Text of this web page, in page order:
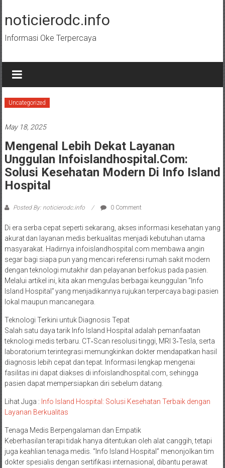
content
noticierodc.info
Informasi Oke Terpercaya
Uncategorized
May 18, 2025
Mengenal Lebih Dekat Layanan
Unggulan Infoislandhospital.com:
Solusi Kesehatan Modern Di Info Island
Hospital
Posted By: noticierodc.info 0 Comment
Di era serba cepat seperti sekarang, akses informasi kesehatan yang
akurat dan layanan medis berkualitas menjadi kebutuhan utama
masyarakat. Hadirnya infoislandhospital.com membawa angin
segar bagi siapa pun yang mencari referensi rumah sakit modern
dengan teknologi mutakhir dan pelayanan berfokus pada pasien.
Melalui artikel ini, kita akan mengulas berbagai keunggulan “Info
Island Hospital” yang menjadikannya rujukan terpercaya bagi pasien
lokal maupun mancanegara.
Teknologi Terkini untuk Diagnosis Tepat
Salah satu daya tarik Info Island Hospital adalah pemanfaatan
teknologi medis terbaru. CT‑Scan resolusi tinggi, MRI 3‑Tesla, serta
laboratorium terintegrasi memungkinkan dokter mendapatkan hasil
diagnosis lebih cepat dan tepat. Informasi lengkap mengenai
fasilitas ini dapat diakses di infoislandhospital.com, sehingga
pasien dapat mempersiapkan diri sebelum datang.
Lihat Juga : Info Island Hospital: Solusi Kesehatan Terbaik dengan
Layanan Berkualitas
Tenaga Medis Berpengalaman dan Empatik
Keberhasilan terapi tidak hanya ditentukan oleh alat canggih, tetapi
juga keahlian tenaga medis. “Info Island Hospital” menonjolkan tim
dokter spesialis dengan sertifikasi internasional, dibantu perawat